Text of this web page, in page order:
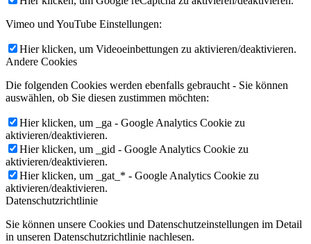
Vimeo und YouTube Einstellungen:
Hier klicken, um Videoeinbettungen zu aktivieren/deaktivieren.
Andere Cookies
Die folgenden Cookies werden ebenfalls gebraucht - Sie können
auswählen, ob Sie diesen zustimmen möchten:
Hier klicken, um _ga - Google Analytics Cookie zu
aktivieren/deaktivieren.
Hier klicken, um _gid - Google Analytics Cookie zu
aktivieren/deaktivieren.
Hier klicken, um _gat_* - Google Analytics Cookie zu
aktivieren/deaktivieren.
Datenschutzrichtlinie
Sie können unsere Cookies und Datenschutzeinstellungen im Detail
in unseren Datenschutzrichtlinie nachlesen.